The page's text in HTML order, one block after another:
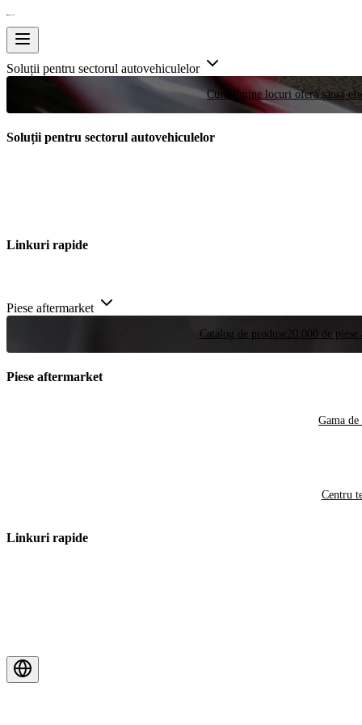
Soluții pentru sectorul autovehiculelor
Curse Puține locuri oferă șansa
Soluții pentru sectorul autovehiculelor
Linkuri rapide
Piese aftermarket
Catalog de produse 20.000 de
Piese aftermarket
Gama de
Centru
Linkuri rapide